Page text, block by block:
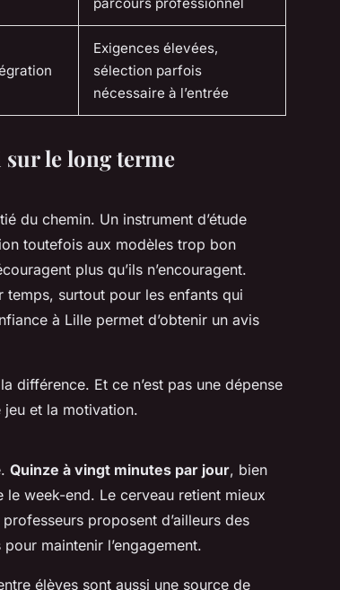
Exigences élevées,
sélection parfois
nécessaire à l’entrée
sur le long terme
du chemin. Un instrument d’étude
toutefois aux modèles trop bon
plus qu’ils n’encouragent.
surtout pour les enfants qui
à Lille permet d’obtenir un avis
différence. Et ce n’est pas une dépense
jeu et la motivation.
Quinze à vingt minutes par jour, bien
le week-end. Le cerveau retient mieux
proposent d’ailleurs des
maintenir l’engagement.
élèves sont aussi une source de